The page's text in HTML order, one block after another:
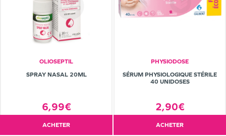
OLIOSEPTIL
SPRAY NASAL 20ML
6,99€
ACHETER
PHYSIODOSE
SÉRUM PHYSIOLOGIQUE STÉRILE
40 UNIDOSES
2,90€
ACHETER